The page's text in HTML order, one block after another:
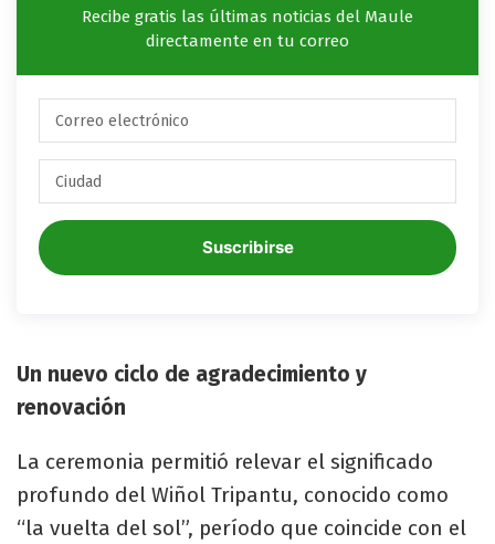
Recibe gratis las últimas noticias del Maule
directamente en tu correo
Suscribirse
Un nuevo ciclo de agradecimiento y
renovación
La ceremonia permitió relevar el significado
profundo del Wiñol Tripantu, conocido como
“la vuelta del sol”, período que coincide con el